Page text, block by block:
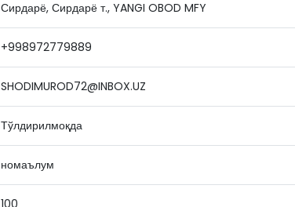
Сирдарё, Сирдарё т., YANGI OBOD MFY
+998972779889
SHODIMUROD72@INBOX.UZ
Тўлдирилмоқда
номаълум
100